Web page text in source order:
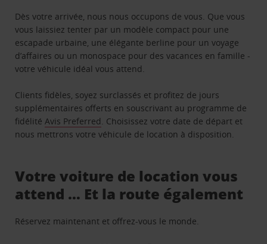
Dès votre arrivée, nous nous occupons de vous. Que vous
vous laissiez tenter par un modèle compact pour une
escapade urbaine, une élégante berline pour un voyage
d’affaires ou un monospace pour des vacances en famille -
votre véhicule idéal vous attend.
Clients fidèles, soyez surclassés et profitez de jours
supplémentaires offerts en souscrivant au programme de
fidélitéAvis Preferred. Choisissez votre date de départ et
nous mettrons votre véhicule de location à disposition.
Votre voiture de location vous
attend … Et la route également
Réservez maintenant et offrez-vous le monde.